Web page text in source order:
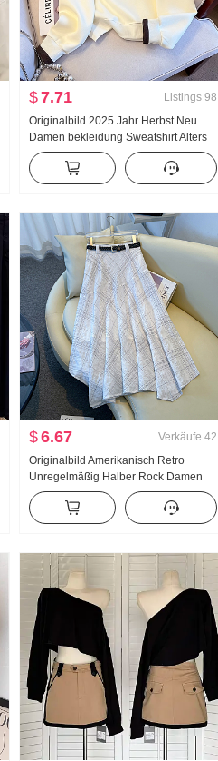
$7.71 Listings 98
Originalbild 2025 Jahr Herbst Neu
Damen bekleidung Sweatshirt Alters
reduzierung Die Hälfte
Reißverschluss Mode Polo-Kragen
Freizeit Vielseitig kombinierbar
$6.67 Verkäufe 42
Originalbild Amerikanisch Retro
Unregelmäßig Halber Rock Damen
Leinen Mittel-Langer Rock Kariert A-
Linien-Rock Unregelmäßig
Fischschwanz Pendel Rock